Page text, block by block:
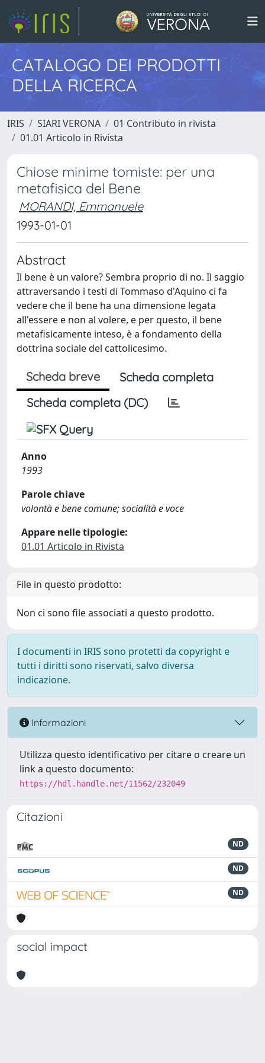
CATALOGO DEI PRODOTTI
DELLA RICERCA
IRIS SIARI VERONA
01 Contributo in rivista
01.01 Articolo in Rivista
Chiose minime tomiste: per una
metafisica del Bene
MORANDI, Emmanuele
1993-01-01
Abstract
Il bene è un valore? Sembra proprio di no. Il saggio
attraversando i testi di Tommaso d'Aquino ci fa
vedere che il bene ha una dimensione legata
all'essere e non al volere, e per questo, il bene
metafisicamente inteso, è a fondamento della
dottrina sociale del cattolicesimo.
Scheda breve
Scheda completa
Scheda completa (DC)
Anno
1993
Parole chiave
volontà e bene comune; socialità e voce
Appare nelle tipologie:
01.01 Articolo in Rivista
File in questo prodotto:
Non ci sono file associati a questo prodotto.
I documenti in IRIS sono protetti da copyright e
tutti i diritti sono riservati, salvo diversa
indicazione.
Informazioni
Utilizza questo identificativo per citare o creare un
link a questo documento:
https://hdl.handle.net/11562/232049
Citazioni
ND
ND
ND
social impact